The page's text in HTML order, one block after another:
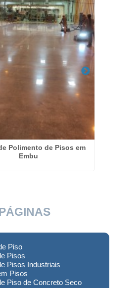
Polimento de Pisos em
Embu
Piso
Pisos
Pisos Industriais
Pisos
Piso de Concreto Seco